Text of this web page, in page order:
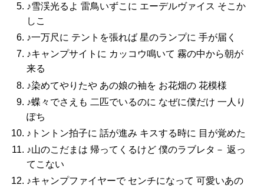
♪雪渓光るよ 雷鳥いずこに エーデルヴァイス そこか
しこ
♪一万尺に テントを張れば 星のランプに 手が届く
♪キャンプサイトに カッコウ鳴いて 霧の中から朝が
来る
♪染めてやりたや あの娘の袖を お花畑の 花模様
♪蝶々でさえも 二匹でいるのに なぜに僕だけ 一人り
ぽち
♪トントン拍子に 話が進み キスする時に 目が覚めた
♪山のこだまは 帰ってくるけど 僕のラブレタ－ 返っ
てこない
♪キャンプファイヤーで センチになって 可愛いあの